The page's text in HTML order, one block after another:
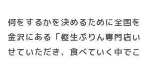
何をするかを決めるために全国
金沢にある「極生ぷりん専門店
せていただき、食べていく中で